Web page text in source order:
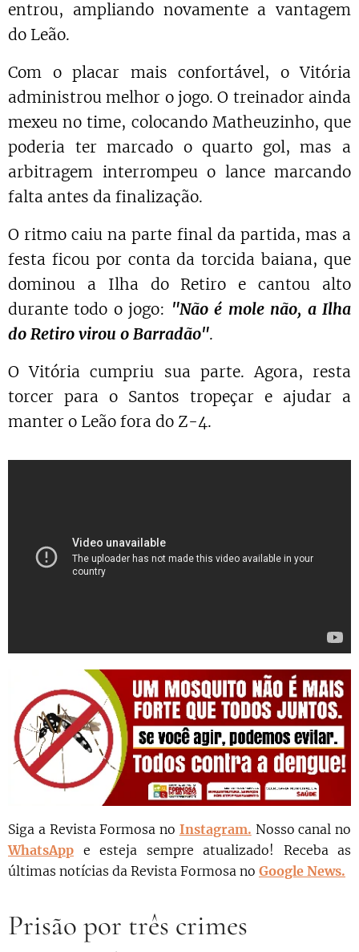
entrou, ampliando novamente a vantagem
do Leão.
Com o placar mais confortável, o Vitória
administrou melhor o jogo. O treinador ainda
mexeu no time, colocando Matheuzinho, que
poderia ter marcado o quarto gol, mas a
arbitragem interrompeu o lance marcando
falta antes da finalização.
O ritmo caiu na parte final da partida, mas a
festa ficou por conta da torcida baiana, que
dominou a Ilha do Retiro e cantou alto
durante todo o jogo: "Não é mole não, a Ilha
do Retiro virou o Barradão".
O Vitória cumpriu sua parte. Agora, resta
torcer para o Santos tropeçar e ajudar a
manter o Leão fora do Z-4.
Siga a Revista Formosa no Instagram. Nosso canal no
WhatsApp e esteja sempre atualizado! Receba as
últimas notícias da Revista Formosa no Google News.
Prisão por três crimes